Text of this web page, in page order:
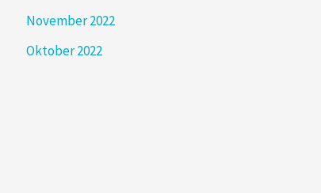
November 2022
Oktober 2022